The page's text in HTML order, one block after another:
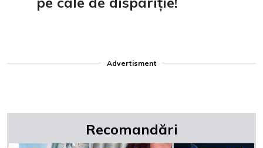
Advertisment
Recomandări